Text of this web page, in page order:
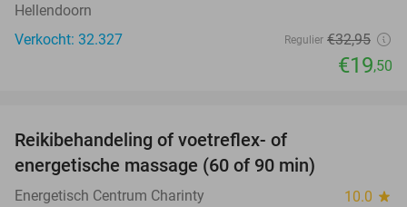
Hellendoorn
Verkocht: 32.327
Regulier €32,95
€19,50
OUT
Reikibehandeling of voetreflex- of
energetische massage (60 of 90 min)
Energetisch Centrum Charinty 10.0 star